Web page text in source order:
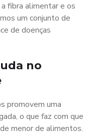
fibra alimentar e os
um conjunto de
de doenças
no
promovem uma
o que faz com que
menor de alimentos.